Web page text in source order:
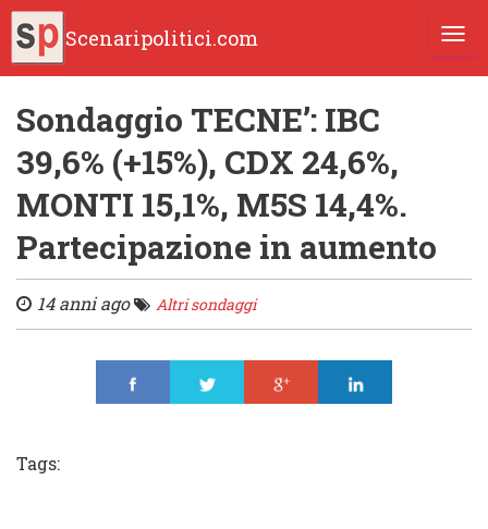
Scenaripolitici.com
Sondaggio TECNE’: IBC
39,6% (+15%), CDX 24,6%,
MONTI 15,1%, M5S 14,4%.
Partecipazione in aumento
14 anni ago Altri sondaggi
Tags: